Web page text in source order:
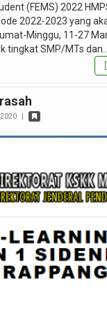
(FEMS) 2022
2022-2023 yang
Minggu, 11-27
tingkat SMP/MTs dan…